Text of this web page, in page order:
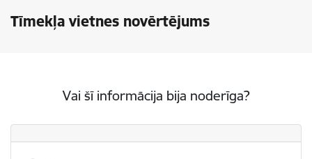
Tīmekļa vietnes novērtējums
Vai šī informācija bija noderīga?
Vai šī informācija bija noderīga?